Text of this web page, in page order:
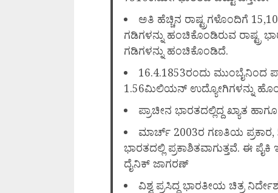
ಅತಿ ಹೆಚ್ಚಿನ ರಾಷ್ಟ್ರಗಳೊಂದಿಗೆ
ಗಡಿಗಳನ್ನು ಹಂಚಿಕೊಂಡಿರುವ ರಾಷ್ಟ್ರ
ಗಡಿಗಳನ್ನು ಹಂಚಿಕೊಂಡಿದೆ.
16.4.1853ರಂದು ಮುಂಬೈನಿಂದ
1.56ಮಿಲಿಯನ್ ಉದ್ಯೋಗಿಗಳನ್ನು
ಪ್ರಾಚೀನ ಭಾರತದಲ್ಲಿದ್ದ ಖ್ಯಾತ
ಮಾರ್ಚ್ 2003ರ ಗಣತಿಯ ಪ್ರಕಾರ,
ಭಾರತದಲ್ಲಿ ಪ್ರಕಾಶಿತವಾಗುತ್ತವೆ. ಈ
ದೈನಿಕ್ ಜಾಗರಣ್
ವಿಶ್ವ ಪ್ರಸಿದ್ಧ ಭಾರತೀಯ ಚಿತ್ರ